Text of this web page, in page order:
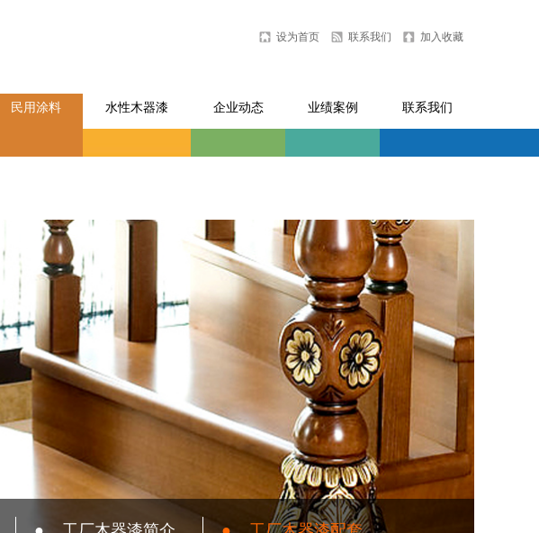
设为首页 联系我们 加入收藏
民用涂料 水性木器漆 企业动态 业绩案例 联系我们